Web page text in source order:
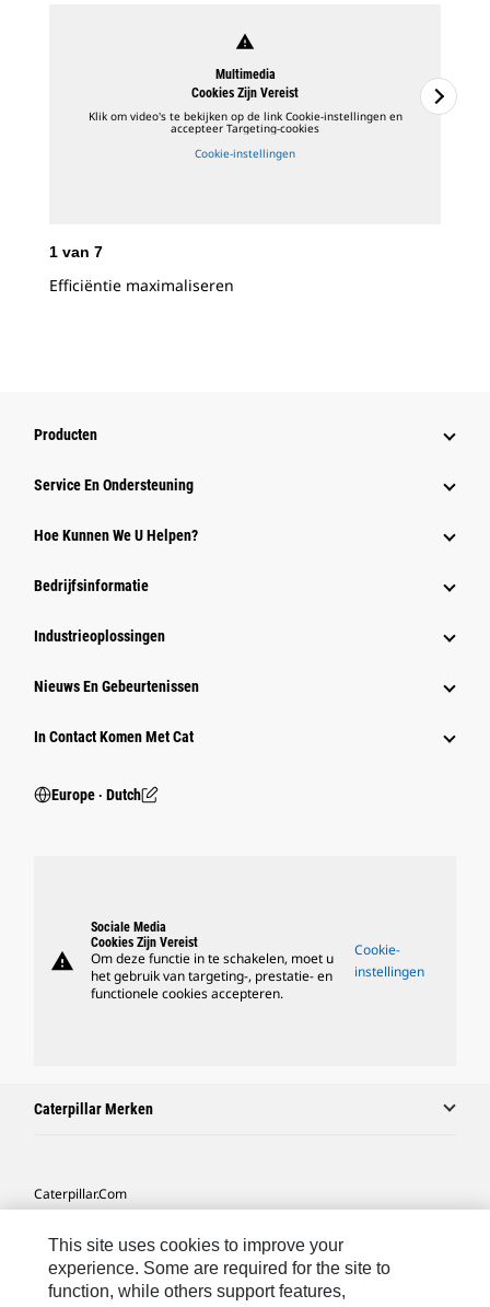
warning
Multimedia
Cookies Zijn Vereist
Klik om video's te bekijken op de link Cookie-instellingen en
accepteer Targeting-cookies
Cookie-instellingen
1 van 7
Efficiëntie maximaliseren
Producten
Service En Ondersteuning
Hoe Kunnen We U Helpen?
Bedrijfsinformatie
Industrieoplossingen
Nieuws En Gebeurtenissen
In Contact Komen Met Cat
Europe ‧ Dutch
warning
Sociale Media
Cookies Zijn Vereist
Om deze functie in te schakelen, moet u
het gebruik van targeting-, prestatie- en
functionele cookies accepteren.
Cookie-
instellingen
Caterpillar Merken
Caterpillar.com
Mijn Marketingvoorkeuren
Site Map
This site uses cookies to improve your
experience. Some are required for the site to
function, while others support features,